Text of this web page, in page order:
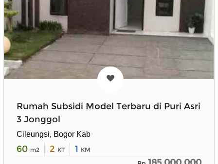
Rumah Subsidi Model Terbaru di Puri Asri
3 Jonggol
Cileungsi, Bogor Kab
60 m2 2 KT 1 KM